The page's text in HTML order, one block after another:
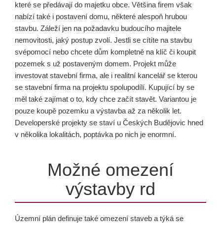
které se předávají do majetku obce. Většina firem však
nabízí také i postavení domu, některé alespoň hrubou
stavbu. Záleží jen na požadavku budoucího majitele
nemovitosti, jaký postup zvolí. Jestli se cítíte na stavbu
svépomocí nebo chcete dům kompletně na klíč či koupit
pozemek s už postaveným domem. Projekt může
investovat stavební firma, ale i realitní kancelář se kterou
se stavební firma na projektu spolupodílí. Kupující by se
měl také zajímat o to, kdy chce začít stavět. Variantou je
pouze koupě pozemku a výstavba až za několik let.
Developerské projekty se staví u Českých Budějovic hned
v několika lokalitách, poptávka po nich je enormní.
Možné omezení
výstavby rd
Územní plán definuje také omezení staveb a týká se